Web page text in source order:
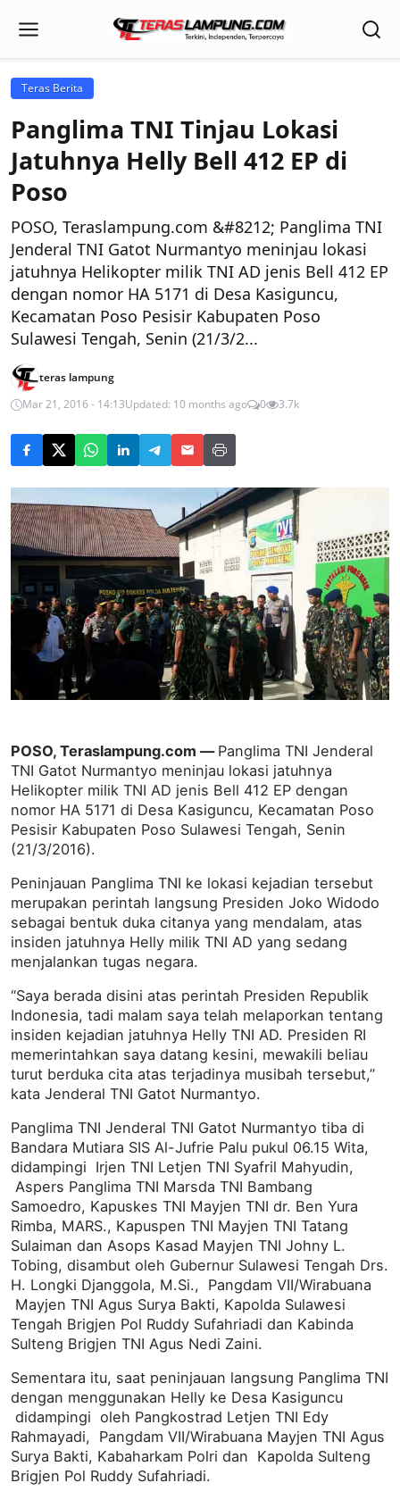
Teras Berita
Panglima TNI Tinjau Lokasi
Jatuhnya Helly Bell 412 EP di
Poso
POSO, Teraslampung.com &#8212; Panglima TNI
Jenderal TNI Gatot Nurmantyo meninjau lokasi
jatuhnya Helikopter milik TNI AD jenis Bell 412 EP
dengan nomor HA 5171 di Desa Kasiguncu,
Kecamatan Poso Pesisir Kabupaten Poso
Sulawesi Tengah, Senin (21/3/2...
teras lampung
Mar 21, 2016 - 14:13Updated: 10 months ago 0 3.7k
POSO, Teraslampung.com — Panglima TNI Jenderal
TNI Gatot Nurmantyo meninjau lokasi jatuhnya
Helikopter milik TNI AD jenis Bell 412 EP dengan
nomor HA 5171 di Desa Kasiguncu, Kecamatan Poso
Pesisir Kabupaten Poso Sulawesi Tengah, Senin
(21/3/2016).
Peninjauan Panglima TNI ke lokasi kejadian tersebut
merupakan perintah langsung Presiden Joko Widodo
sebagai bentuk duka citanya yang mendalam, atas
insiden jatuhnya Helly milik TNI AD yang sedang
menjalankan tugas negara.
“Saya berada disini atas perintah Presiden Republik
Indonesia, tadi malam saya telah melaporkan tentang
insiden kejadian jatuhnya Helly TNI AD. Presiden RI
memerintahkan saya datang kesini, mewakili beliau
turut berduka cita atas terjadinya musibah tersebut,”
kata Jenderal TNI Gatot Nurmantyo.
Panglima TNI Jenderal TNI Gatot Nurmantyo tiba di
Bandara Mutiara SIS Al-Jufrie Palu pukul 06.15 Wita,
didampingi Irjen TNI Letjen TNI Syafril Mahyudin,
Aspers Panglima TNI Marsda TNI Bambang
Samoedro, Kapuskes TNI Mayjen TNI dr. Ben Yura
Rimba, MARS., Kapuspen TNI Mayjen TNI Tatang
Sulaiman dan Asops Kasad Mayjen TNI Johny L.
Tobing, disambut oleh Gubernur Sulawesi Tengah Drs.
H. Longki Djanggola, M.Si., Pangdam VII/Wirabuana
Mayjen TNI Agus Surya Bakti, Kapolda Sulawesi
Tengah Brigjen Pol Ruddy Sufahriadi dan Kabinda
Sulteng Brigjen TNI Agus Nedi Zaini.
Sementara itu, saat peninjauan langsung Panglima TNI
dengan menggunakan Helly ke Desa Kasiguncu
didampingi oleh Pangkostrad Letjen TNI Edy
Rahmayadi, Pangdam VII/Wirabuana Mayjen TNI Agus
Surya Bakti, Kabaharkam Polri dan Kapolda Sulteng
Brigjen Pol Ruddy Sufahriadi.